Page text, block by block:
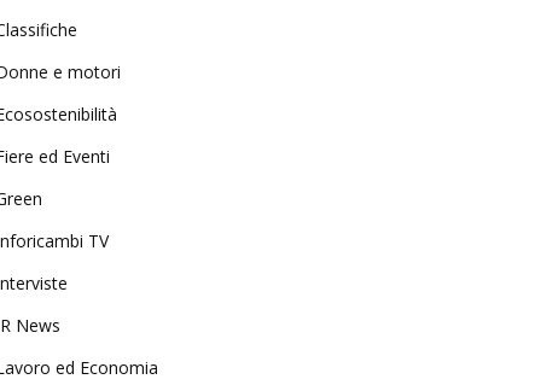
e motori
ed Eventi
TV
News
ed Economia